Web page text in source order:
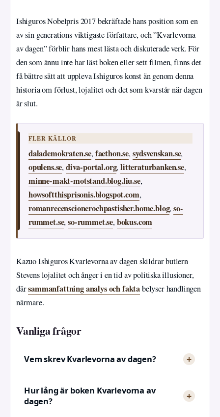
Ishiguros Nobelpris 2017 bekräftade hans position som en
av sin generations viktigaste författare, och ”Kvarlevorna
av dagen” förblir hans mest lästa och diskuterade verk. För
den som ännu inte har läst boken eller sett filmen, finns det
få bättre sätt att uppleva Ishiguros konst än genom denna
historia om förlust, lojalitet och det som kvarstår när dagen
är slut.
FLER KÄLLOR
dalademokraten.se,faethon.se,sydsvenskan.se,
opulens.se,diva-portal.org,litteraturbanken.se,
minne-makt-motstand.blog.liu.se,
howsoftthisprisonis.blogspot.com,
romanrecenscionerochpastisher.home.blog,so-
rummet.se,so-rummet.se,bokus.com
Kazuo Ishiguros Kvarlevorna av dagen skildrar butlern
Stevens lojalitet och ånger i en tid av politiska illusioner,
därsammanfattning analys och faktabelyser handlingen
närmare.
Vanliga frågor
Vem skrev Kvarlevorna av dagen?
Hur lång är boken Kvarlevorna av
dagen?